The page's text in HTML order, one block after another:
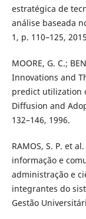
estratégica de
análise baseada
1, p. 110–125,
MOORE, G. C.;
Innovations and
predict utilization
Diffusion and
132–146, 1996.
RAMOS, S. P. et
informação e
administração e
integrantes do
Gestão